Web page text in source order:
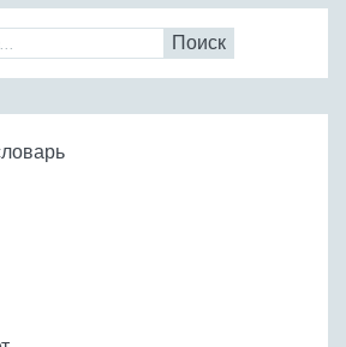
Поиск